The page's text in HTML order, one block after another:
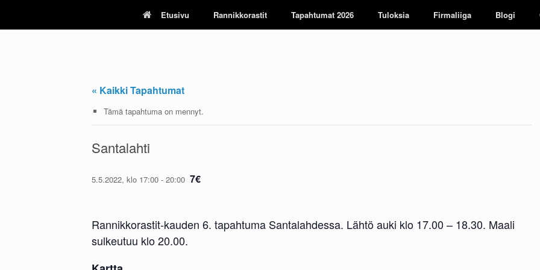
content
Etusivu Rannikkorastit Tapahtumat 2026 Tuloksia Firmaliiga Blogi
« Kaikki Tapahtumat
Tämä tapahtuma on mennyt.
Santalahti
5.5.2022, klo 17:00 - 20:00 7€
Rannikkorastit-kauden 6. tapahtuma Santalahdessa. Lähtö auki klo 17.00 – 18.30. Maali
sulkeutuu klo 20.00.